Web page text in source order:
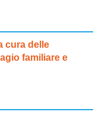
cura delle
familiare e